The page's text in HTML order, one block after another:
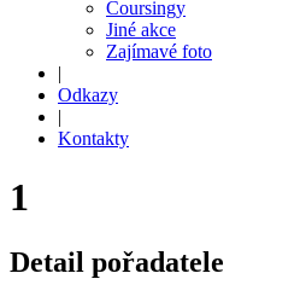
Coursingy
Jiné akce
Zajímavé foto
|
Odkazy
|
Kontakty
1
Detail pořadatele